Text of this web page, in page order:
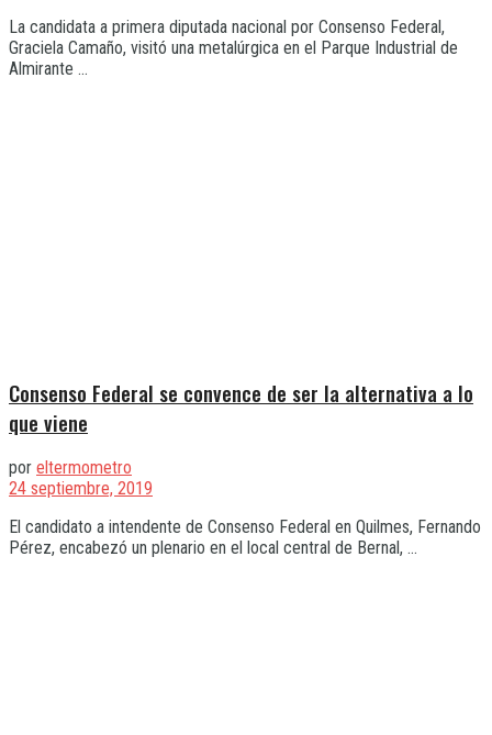
La candidata a primera diputada nacional por Consenso Federal,
Graciela Camaño, visitó una metalúrgica en el Parque Industrial de
Almirante ...
Consenso Federal se convence de ser la alternativa a lo
que viene
por eltermometro
24 septiembre, 2019
El candidato a intendente de Consenso Federal en Quilmes, Fernando
Pérez, encabezó un plenario en el local central de Bernal, ...